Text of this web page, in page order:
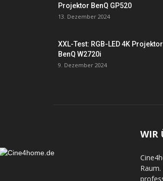
Projektor BenQ GP520
13. Dezember 2024
XXL-Test: RGB-LED 4K Projektor
BenQ W2720i
9. Dezember 2024
WIR